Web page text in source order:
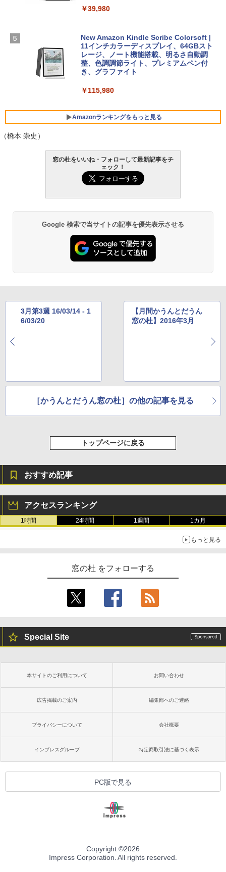
SSD インテル Core 5
FMV ノートパソコン WE1-K3 (MS 365 P
ersonal/Copilotキー搭載/Win 11/15.6型/
Core i5/16GB/SSD 512GB/ホワイト) FM
ト): Java & Bedrock Edition | オンライ
￥3,600
ェクトリストと最新エミュレータ紹介
￥39,980
New Amazon Kindle Scribe Colorsoft |
11インチカラーディスプレイ、64GBスト
レージ、ノート機能搭載、明るさ自動調
整、色調調節ライト、プレミアムペン付
き、グラファイト
￥115,980
Amazonランキングをもっと見る
（橋本 崇史）
窓の杜をいいね・フォローして最新記事をチ
ェック！
Google 検索で当サイトの記事を優先表示させる
3月第3週 16/03/14 - 1
6/03/20
【月間かうんとだうん
窓の杜】2016年3月
［かうんとだうん窓の杜］の他の記事を見る
トップページに戻る
おすすめ記事
アクセスランキング
1時間 24時間 1週間 1カ月
もっと見る
窓の杜 をフォローする
Special Site
本サイトのご利用について お問い合わせ
広告掲載のご案内 編集部へのご連絡
プライバシーについて 会社概要
インプレスグループ 特定商取引法に基づく表示
PC版で見る
Copyright ©2026
Impress Corporation. All rights reserved.